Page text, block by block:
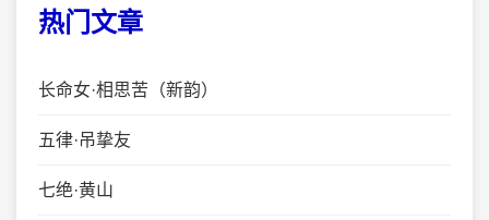
热门文章
长命女·相思苦（新韵）
五律·吊挚友
七绝·黄山